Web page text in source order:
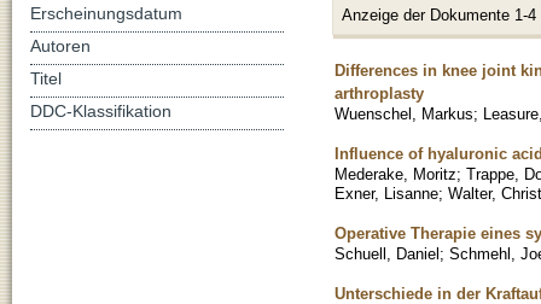
Anzeige der Dokumente 1-4
Differences in knee joint
arthroplasty
Wuenschel, Markus;
Influence of hyaluronic
Mederake, Moritz; Trappe,
Exner, Lisanne; Walter,
Operative Therapie eines
Schuell, Daniel; Schmehl,
Unterschiede in der
Erscheinungsdatum
Autoren
Titel
DDC-Klassifikation